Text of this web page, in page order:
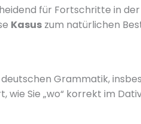
für Fortschritte in
Kasuszum natürlichen
Grammatik,
Sie „wo“ korrekt im